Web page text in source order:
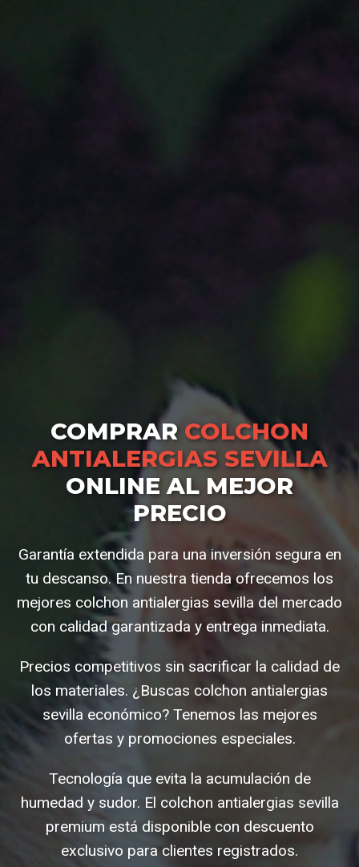
COMPRAR COLCHON
ANTIALERGIAS SEVILLA
ONLINE AL MEJOR
PRECIO
Garantía extendida para una inversión segura en
tu descanso. En nuestra tienda ofrecemos los
mejores colchon antialergias sevilla del mercado
con calidad garantizada y entrega inmediata.
Precios competitivos sin sacrificar la calidad de
los materiales. ¿Buscas colchon antialergias
sevilla económico? Tenemos las mejores
ofertas y promociones especiales.
Tecnología que evita la acumulación de
humedad y sudor. El colchon antialergias sevilla
premium está disponible con descuento
exclusivo para clientes registrados.